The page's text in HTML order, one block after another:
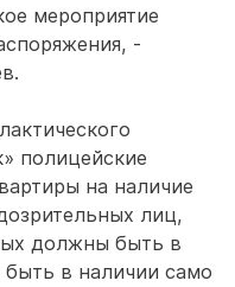
мероприятие
-
полицейские
на наличие
лиц,
должны быть в
в наличии само